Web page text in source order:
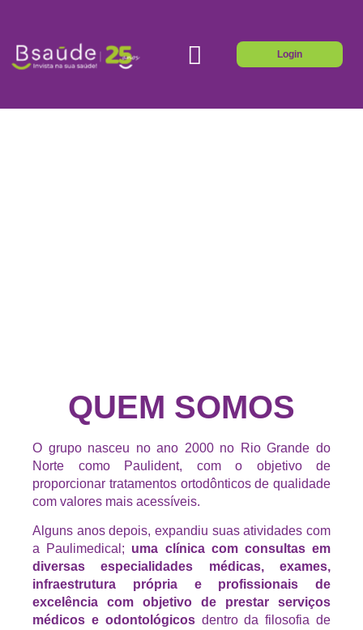
Login
QUEM SOMOS
O grupo nasceu no ano 2000 no Rio Grande do
Norte como Paulident, com o objetivo de
proporcionar tratamentos ortodônticos de qualidade
com valores mais acessíveis.
Alguns anos depois, expandiu suas atividades com
a Paulimedical; uma clínica com consultas em
diversas especialidades médicas, exames,
infraestrutura própria e profissionais de
excelência com objetivo de prestar serviços
médicos e odontológicosdentro da filosofia de